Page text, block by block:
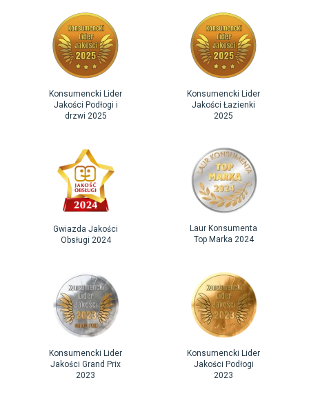
Konsumencki Lider
Jakości Podłogi i
drzwi 2025
Konsumencki Lider
Jakości Łazienki
2025
Gwiazda Jakości
Obsługi 2024
Laur Konsumenta
Top Marka 2024
Konsumencki Lider
Jakości Grand Prix
2023
Konsumencki Lider
Jakości Podłogi
2023